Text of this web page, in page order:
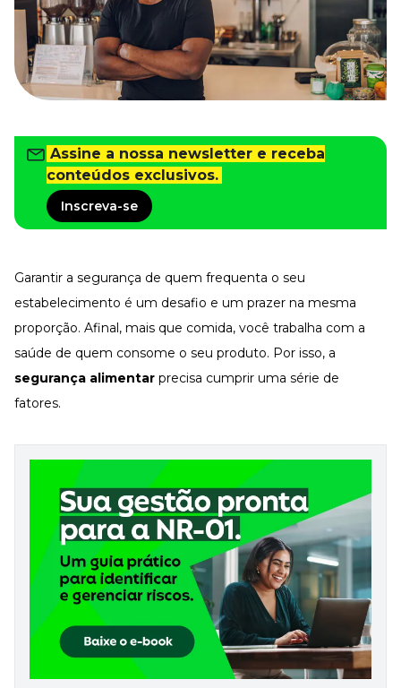
Tudo para facilitar a rotina
Imprensa
VR na Imprensa
Cursos
Todos os Cursos
Explore o nosso acervo
Departamento Pessoal
Para simplificar os processos
Eleve os resultados da organização
Gestão de Pessoas e Liderança
Recursos Humanos
Fortaleça a cultura organizacional
Desenvolva a sua equipe
Materiais Gratuitos
Todos os Materiais Gratuitos
Confira nossos materiais
E-book
Aprofunde seu conhecimento
Ferramentas e Templates
Para agilizar o seu trabalho
Conteúdo prático e rápido
Assine a nossa newsletter e receba
conteúdos exclusivos.
Inscreva-se
Garantir a segurança de quem frequenta o seu
estabelecimento é um desafio e um prazer na mesma
proporção. Afinal, mais que comida, você trabalha com a
saúde de quem consome o seu produto. Por isso, a
segurança alimentar precisa cumprir uma série de
fatores.